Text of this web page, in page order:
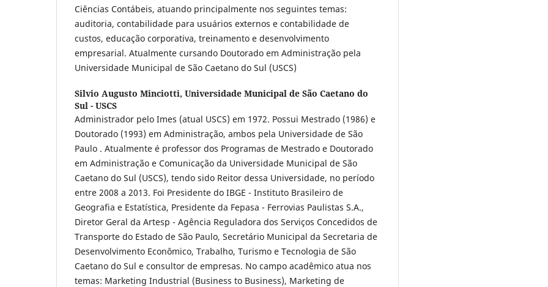
Ciências Contábeis, atuando principalmente nos seguintes temas:
auditoria, contabilidade para usuários externos e contabilidade de
custos, educação corporativa, treinamento e desenvolvimento
empresarial. Atualmente cursando Doutorado em Administração pela
Universidade Municipal de São Caetano do Sul (USCS)
Silvio Augusto Minciotti, Universidade Municipal de São Caetano do
Sul - USCS
Administrador pelo Imes (atual USCS) em 1972. Possui Mestrado (1986) e
Doutorado (1993) em Administração, ambos pela Universidade de São
Paulo . Atualmente é professor dos Programas de Mestrado e Doutorado
em Administração e Comunicação da Universidade Municipal de São
Caetano do Sul (USCS), tendo sido Reitor dessa Universidade, no período
entre 2008 a 2013. Foi Presidente do IBGE - Instituto Brasileiro de
Geografia e Estatística, Presidente da Fepasa - Ferrovias Paulistas S.A.,
Diretor Geral da Artesp - Agência Reguladora dos Serviços Concedidos de
Transporte do Estado de São Paulo, Secretário Municipal da Secretaria de
Desenvolvimento Econômico, Trabalho, Turismo e Tecnologia de São
Caetano do Sul e consultor de empresas. No campo acadêmico atua nos
temas: Marketing Industrial (Business to Business), Marketing de